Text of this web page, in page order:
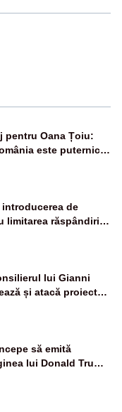
pentru Oana Țoiu:
este puternic
de
limitarea răspândirii
africane
lui Gianni
și atacă proiectul
să emită
lui Donald Trump